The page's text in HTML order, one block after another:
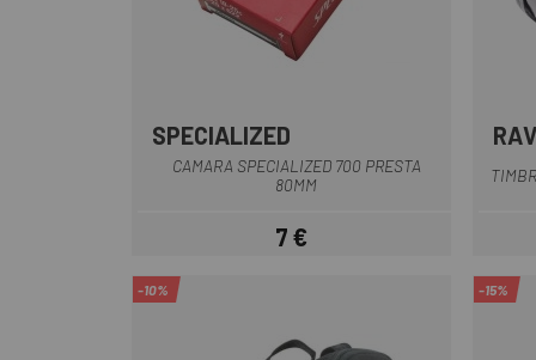
SPECIALIZED
CAMARA SPECIALIZED 700 PRESTA
80MM
Precio
7 €
-10% -15%